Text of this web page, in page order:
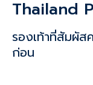
Thailand
รองเท้าที่สัมผัส
ก่อน